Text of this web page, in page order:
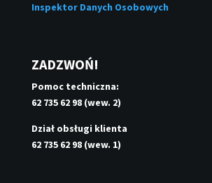
Inspektor Danych Osobowych
ZADZWOŃ!
Pomoc techniczna:
62 735 62 98 (wew. 2)
Dział obsługi klienta
62 735 62 98 (wew. 1)